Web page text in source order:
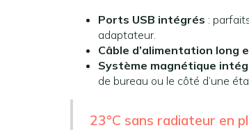
Ports USB intégrés :
adaptateur.
Câble d’alimentation long
Système magnétique
de bureau ou le côté d’une
23°C sans radiateur en